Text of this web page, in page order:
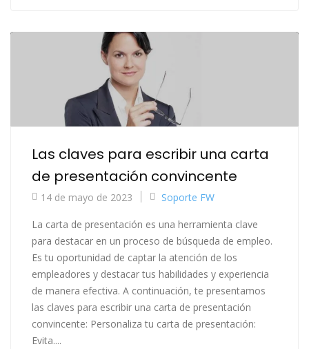
Las claves para escribir una carta
de presentación convincente
14 de mayo de 2023 Soporte FW
La carta de presentación es una herramienta clave
para destacar en un proceso de búsqueda de empleo.
Es tu oportunidad de captar la atención de los
empleadores y destacar tus habilidades y experiencia
de manera efectiva. A continuación, te presentamos
las claves para escribir una carta de presentación
convincente: Personaliza tu carta de presentación:
Evita....